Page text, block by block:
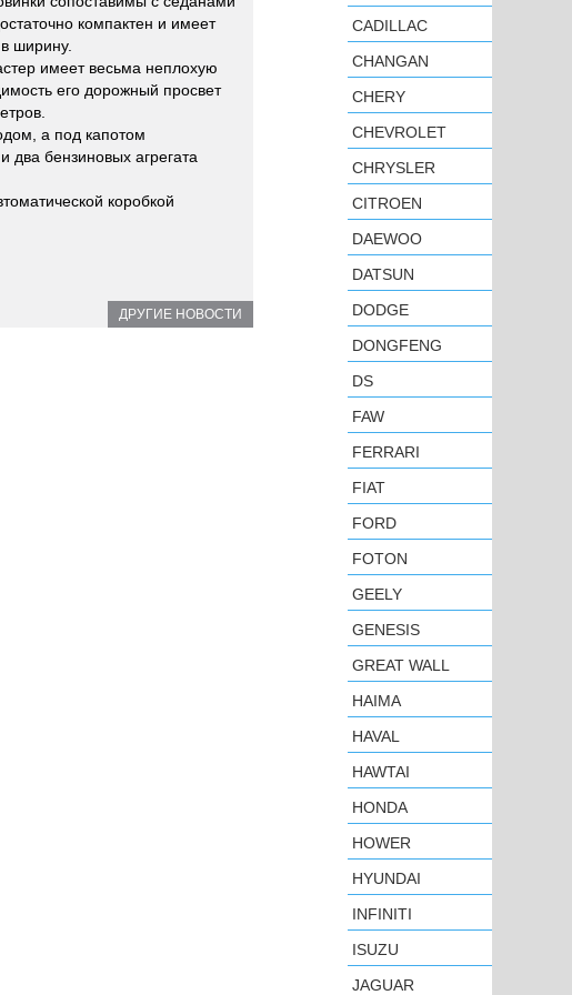
компактен и имеет
ширину.
имеет весьма неплохую
его дорожный просвет
а под капотом
два бензиновых агрегата
коробкой
ДРУГИЕ НОВОСТИ
CADILLAC
CHANGAN
CHERY
CHEVROLET
CHRYSLER
CITROEN
DAEWOO
DATSUN
DODGE
DONGFENG
DS
FAW
FERRARI
FIAT
FORD
FOTON
GEELY
GENESIS
GREAT WALL
HAIMA
HAVAL
HAWTAI
HONDA
HOWER
HYUNDAI
INFINITI
ISUZU
JAGUAR